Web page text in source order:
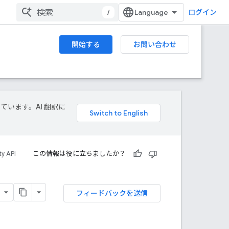
/ ログイン
開始する お問い合わせ
います。AI 翻訳に
API この情報は役に立ちましたか？
フィードバックを送信